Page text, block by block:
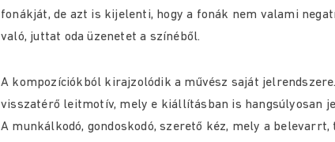
fonákját, de azt is kijelenti, hogy a fonák nem valami
való, juttat oda üzenetet a színéből.
A kompozíciókból kirajzolódik a művész saját
visszatérő leitmotív, mely e kiállításban is hangsúlyosan
A munkálkodó, gondoskodó, szerető kéz, mely a belevarrt,